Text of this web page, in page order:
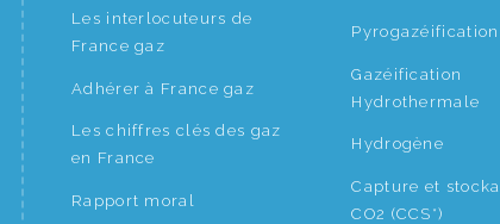
Les interlocuteurs de
France gaz
Adhérer à France gaz
Les chiffres clés des gaz
en France
Rapport moral
Pyrogazéification
Gazéification
Hydrothermale
Hydrogène
Capture et
CO2 (CCS*)